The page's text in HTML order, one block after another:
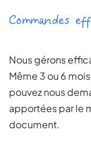
Commandes
Nous gérons
Même 3 ou 6
pouvez nous
apportées par le
document.